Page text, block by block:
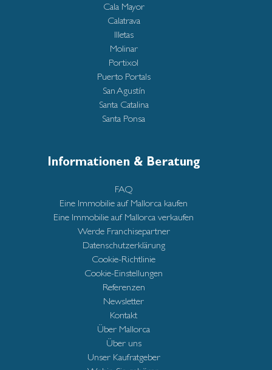
Cala Mayor
Calatrava
Illetas
Molinar
Portixol
Puerto Portals
San Agustín
Santa Catalina
Santa Ponsa
Informationen & Beratung
FAQ
Eine Immobilie auf Mallorca kaufen
Eine Immobilie auf Mallorca verkaufen
Werde Franchisepartner
Datenschutzerklärung
Cookie-Richtlinie
Cookie-Einstellungen
Referenzen
Newsletter
Kontakt
Über Mallorca
Über uns
Unser Kaufratgeber